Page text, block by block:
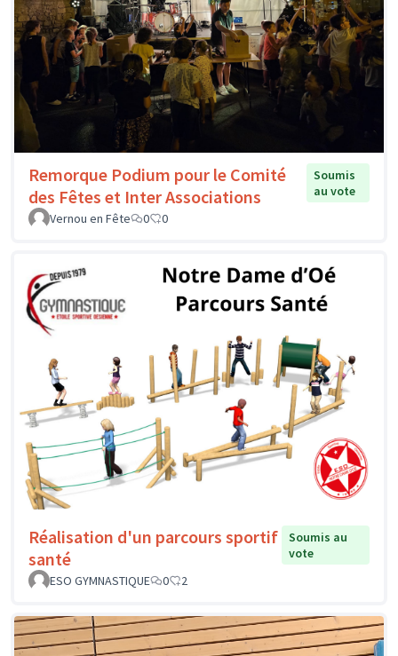
Remorque Podium pour le Comité
des Fêtes et Inter Associations
Soumis
au vote
Vernou en Fête
0 0
Réalisation d'un parcours sportif
santé
Soumis au
vote
ESO GYMNASTIQUE
0 2